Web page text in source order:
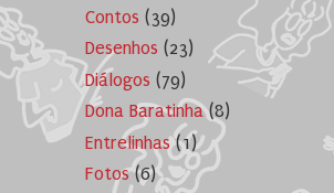
Contos (39)
Desenhos (23)
Diálogos (79)
Dona Baratinha (8)
Entrelinhas (1)
Fotos (6)